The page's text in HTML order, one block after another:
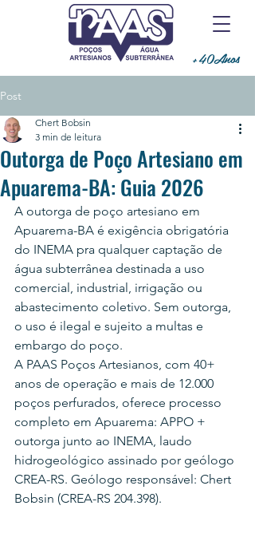
+40Anos
Post
Outorga de Poço Artesiano em
Apuarema-BA: Guia 2026
Chert Bobsin
3 min de leitura
A outorga de poço artesiano em
Apuarema-BA é exigência obrigatória
do INEMA pra qualquer captação de
água subterrânea destinada a uso
comercial, industrial, irrigação ou
abastecimento coletivo. Sem outorga,
o uso é ilegal e sujeito a multas e
embargo do poço.
A PAAS Poços Artesianos, com 40+
anos de operação e mais de 12.000
poços perfurados, oferece processo
completo em Apuarema: APPO +
outorga junto ao INEMA, laudo
hidrogeológico assinado por geólogo
CREA-RS. Geólogo responsável: Chert
Bobsin (CREA-RS 204.398).